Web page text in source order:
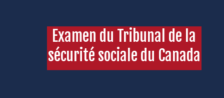
Examen du Tribunal de la
sécurité sociale du Canada